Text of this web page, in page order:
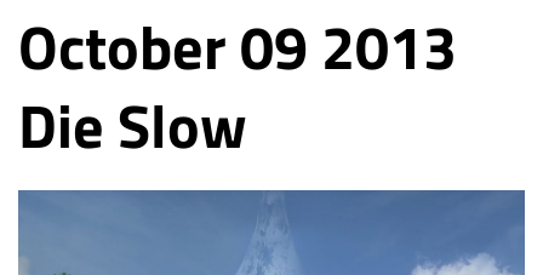
October 09 2013
Die Slow